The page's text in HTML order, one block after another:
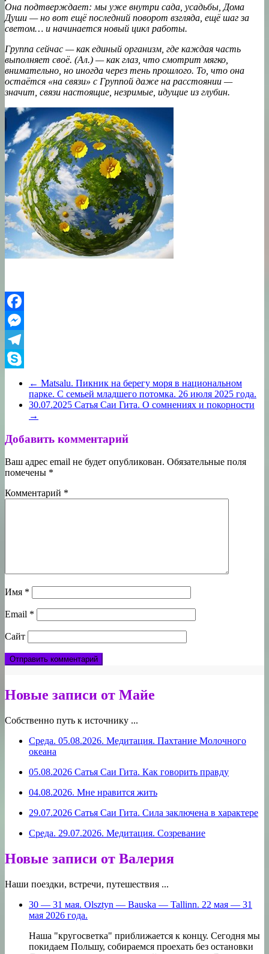
Она подтверждает: мы уже внутри сада, усадьбы, Дома
Души — но вот ещё последний поворот взгляда, ещё шаг за
светом… и начинается новый цикл работы.
Группа сейчас — как единый организм, где каждая часть
выполняет своё. (Ал.) — как глаз, что смотрит мягко,
внимательно, но иногда через тень прошлого. То, что она
остаётся «на связи» с Группой даже на расстоянии —
значит, связи настоящие, незримые, идущие из глубин.
Facebook
Messenger
Telegram
← Matsalu. Пикник на берегу моря в национальном
парке. С семьей младшего потомка. 26 июля 2025 года.
30.07.2025 Сатья Саи Гита. О сомнениях и покорности
→
Добавить комментарий
Ваш адрес email не будет опубликован. Обязательные поля
помечены *
Комментарий *
Имя *
Email *
Сайт
Новые записи от Майе
Собственно путь к источнику ...
Среда. 05.08.2026. Медитация. Пахтание Молочного
океана
05.08.2026 Сатья Саи Гита. Как говорить правду
04.08.2026. Мне нравится жить
29.07.2026 Сатья Саи Гита. Сила заключена в характере
Среда. 29.07.2026. Медитация. Созревание
Новые записи от Валерия
Наши поездки, встречи, путешествия ...
30 — 31 мая. Olsztyn — Bauska — Tallinn. 22 мая — 31
мая 2026 года.
Наша "кругосветка" приближается к концу. Сегодня мы
покидаем Польшу, собираемся проехать без остановки